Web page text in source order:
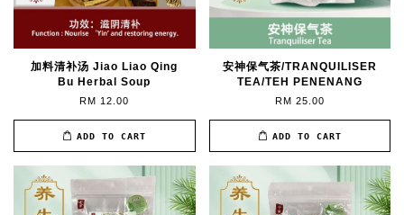
加料清补汤 Jiao Liao Qing
Bu Herbal Soup
RM 12.00
ADD TO CART
安神保气茶/TRANQUILISER
TEA/TEH PENENANG
RM 25.00
ADD TO CART